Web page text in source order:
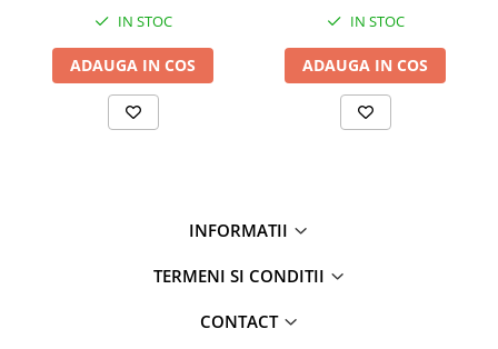
IN STOC
ADAUGA IN COS
IN STOC
ADAUGA IN COS
INFORMATII
TERMENI SI CONDITII
CONTACT